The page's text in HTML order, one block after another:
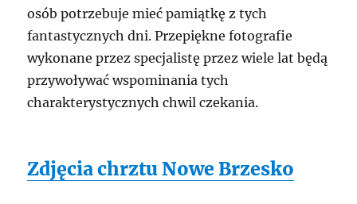
osób potrzebuje mieć pamiątkę z tych
fantastycznych dni. Przepiękne fotografie
wykonane przez specjalistę przez wiele lat będą
przywoływać wspominania tych
charakterystycznych chwil czekania.
Zdjęcia chrztu Nowe Brzesko